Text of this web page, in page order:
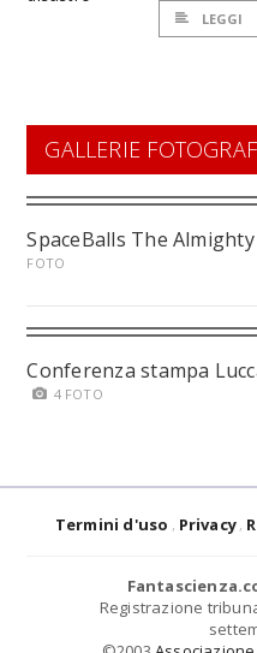
LEGGI
GALLERIE
SpaceBalls The Almighty
FOTO
Conferenza stampa
4 FOTO
Termini d'uso Privacy
Registrazione